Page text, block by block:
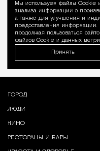
Мы используем файлы Сookie
анализа информации о
а также для улучшения и
предоставления
продолжая пользоваться
файлов Cookie и данных
Принять
ГОРОД
ЛЮДИ
КИНО
РЕСТОРАНЫ И БАРЫ